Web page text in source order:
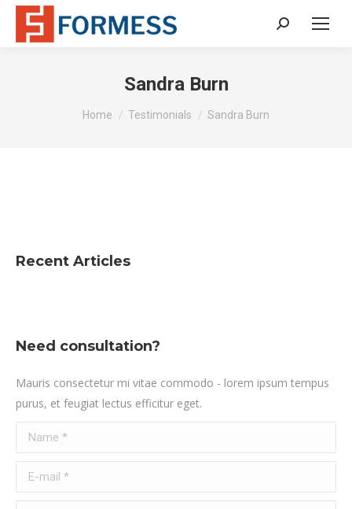
Search:
Sandra Burn
You are here:
Home Testimonials Sandra Burn
Recent Articles
Need consultation?
Mauris consectetur mi vitae commodo - lorem ipsum tempus
purus, et feugiat lectus efficitur eget.
Name *
E-mail *